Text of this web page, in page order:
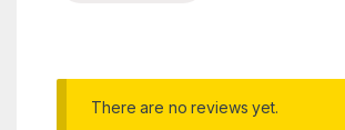
There are no reviews yet.